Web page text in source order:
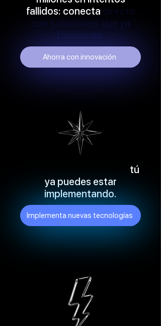
fallidos: conecta directo
con soluciones que ya
funcionan.
Ahorra con innovación
tú
ya puedes estar
implementando.
Implementa nuevas tecnologías